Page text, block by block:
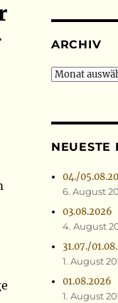
ARCHIV
Archiv
NEUESTE
04./
6. August
03.08.2026
4. August
31.07./
1. August
01.08.2026
1. August